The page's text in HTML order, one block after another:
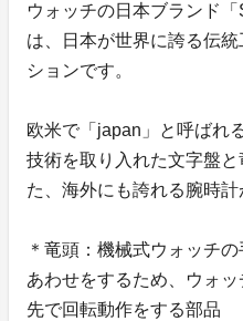
ウォッチの日本ブランド
は、日本が世界に誇る伝
ションです。
欧米で「japan」と呼ばれ
技術を取り入れた文字盤
た、海外にも誇れる腕時計
＊竜頭：機械式ウォッチ
あわせをするため、ウォ
先で回転動作をする部品